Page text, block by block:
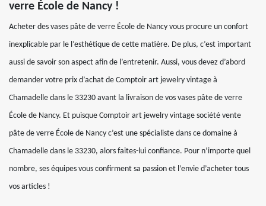
verre École de Nancy !
Acheter des vases pâte de verre École de Nancy vous procure un confort
inexplicable par le l’esthétique de cette matière. De plus, c’est important
aussi de savoir son aspect afin de l’entretenir. Aussi, vous devez d’abord
demander votre prix d’achat de Comptoir art jewelry vintage à
Chamadelle dans le 33230 avant la livraison de vos vases pâte de verre
École de Nancy. Et puisque Comptoir art jewelry vintage société vente
pâte de verre École de Nancy c’est une spécialiste dans ce domaine à
Chamadelle dans le 33230, alors faites-lui confiance. Pour n’importe quel
nombre, ses équipes vous confirment sa passion et l’envie d’acheter tous
vos articles !